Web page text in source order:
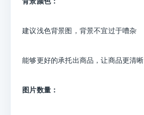
建议浅色背景图，背景不宜过于嘈杂
能够更好的承托出商品，让商品更清晰
图片数量：